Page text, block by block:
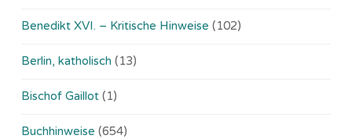
Benedikt XVI. – Kritische Hinweise (102)
Berlin, katholisch (13)
Bischof Gaillot (1)
Buchhinweise (654)